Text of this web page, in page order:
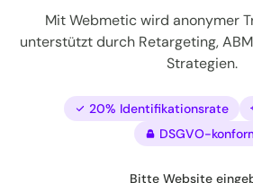
Mit Webmetic wird anonymer
unterstützt durch Retargeting,
Strategien.
20% Identifikationsrate
DSGVO-
Bitte Website